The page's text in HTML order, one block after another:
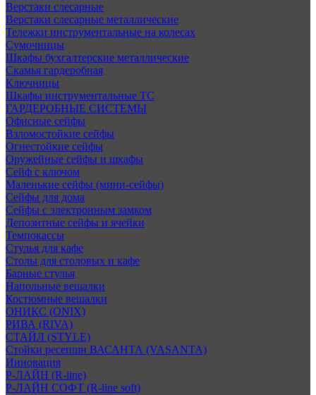
Верстаки слесарные
Верстаки слесарные металлические
Тележки инструментальные на колесах
Сумочницы
Шкафы бухгалтерские металлические
Скамья гардеробная
Ключницы
Шкафы инструментальные ТС
ГАРДЕРОБНЫЕ СИСТЕМЫ
Офисные сейфы
Взломостойкие сейфы
Огнестойкие сейфы
Оружейные сейфы и шкафы
Сейф с ключом
Маленькие сейфы (мини-сейфы)
Сейфы для дома
Сейфы с электронным замком
Депозитные сейфы и ячейки
Темпокассы
Стулья для кафе
Столы для столовых и кафе
Барные стулья
Напольные вешалки
Костюмные вешалки
ОНИКС (ONIX)
РИВА (RIVA)
СТАЙЛ (STYLE)
Стойки ресепшн ВАСАНТА (VASANTA)
Инновация
Р-ЛАЙН (R-line)
Р-ЛАЙН СОФТ (R-line soft)